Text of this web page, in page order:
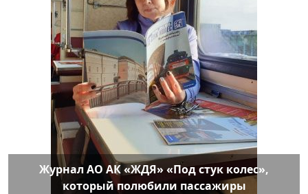
Журнал АО АК «ЖДЯ» «Под стук колес»,
который полюбили пассажиры